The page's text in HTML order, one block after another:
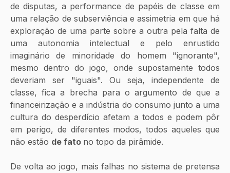
de disputas, a performance de papéis de classe em
uma relação de subserviência e assimetria em que há
exploração de uma parte sobre a outra pela falta de
uma autonomia intelectual e pelo enrustido
imaginário de minoridade do homem "ignorante",
mesmo dentro do jogo, onde supostamente todos
deveriam ser "iguais". Ou seja, independente de
classe, fica a brecha para o argumento de que a
financeirização e a indústria do consumo junto a uma
cultura do desperdício afetam a todos e podem pôr
em perigo, de diferentes modos, todos aqueles que
não estão de fato no topo da pirâmide.
De volta ao jogo, mais falhas no sistema de pretensa